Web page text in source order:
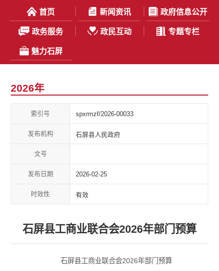
首页 新闻资讯 政府信息公开
政务服务 政民互动 专题专栏
魅力石屏
2026年
索引号 spxrmzf/2026-00033
发布机构 石屏县人民政府
文号
发布日期 2026-02-25
时效性 有效
石屏县工商业联合会2026年部门预算
石屏县工商业联合会2026年部门预算